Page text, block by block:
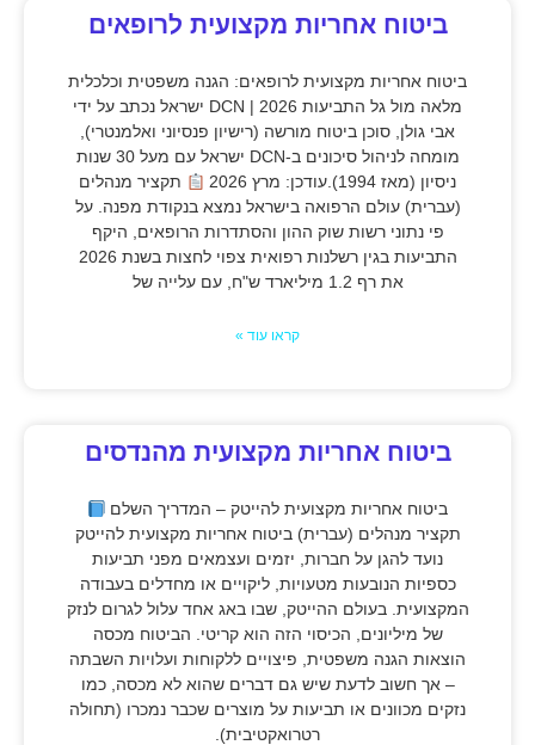
ביטוח אחריות מקצועית לרופאים
ביטוח אחריות מקצועית לרופאים: הגנה משפטית וכלכלית
מלאה מול גל התביעות 2026 | DCN ישראל נכתב על ידי
אבי גולן, סוכן ביטוח מורשה (רישיון פנסיוני ואלמנטרי),
מומחה לניהול סיכונים ב-DCN ישראל עם מעל 30 שנות
ניסיון (מאז 1994).עודכן: מרץ 2026
תקציר מנהלים
(עברית) עולם הרפואה בישראל נמצא בנקודת מפנה. על
פי נתוני רשות שוק ההון והסתדרות הרופאים, היקף
התביעות בגין רשלנות רפואית צפוי לחצות בשנת 2026
את רף 1.2 מיליארד ש"ח, עם עלייה של
קראו עוד »
ביטוח אחריות מקצועית מהנדסים
ביטוח אחריות מקצועית להייטק – המדריך השלם
תקציר מנהלים (עברית) ביטוח אחריות מקצועית להייטק
נועד להגן על חברות, יזמים ועצמאים מפני תביעות
כספיות הנובעות מטעויות, ליקויים או מחדלים בעבודה
המקצועית. בעולם ההייטק, שבו באג אחד עלול לגרום לנזק
של מיליונים, הכיסוי הזה הוא קריטי. הביטוח מכסה
הוצאות הגנה משפטית, פיצויים ללקוחות ועלויות השבתה
– אך חשוב לדעת שיש גם דברים שהוא לא מכסה, כמו
נזקים מכוונים או תביעות על מוצרים שכבר נמכרו (תחולה
רטרואקטיבית).